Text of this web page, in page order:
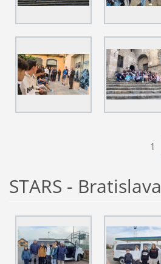
1
STARS - Bratislava